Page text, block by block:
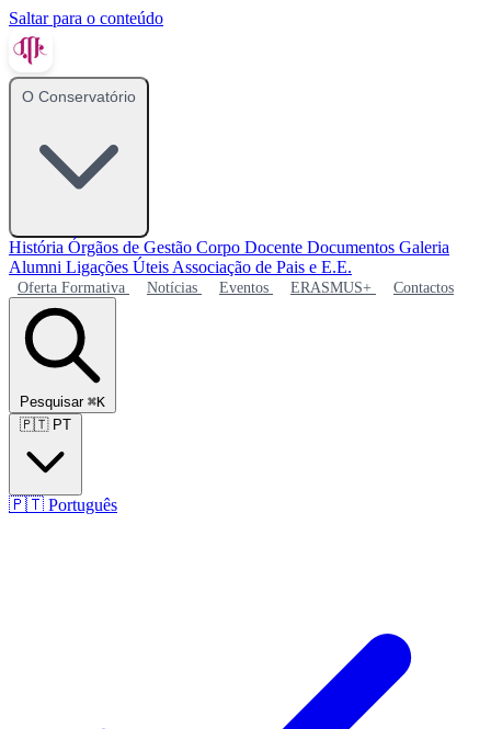
Saltar para o conteúdo
O Conservatório
História Órgãos de Gestão Corpo Docente Documentos Galeria
Alumni Ligações Úteis Associação de Pais e E.E.
Oferta Formativa Notícias Eventos ERASMUS+ Contactos
Pesquisar ⌘K
🇵🇹 PT
🇵🇹 Português